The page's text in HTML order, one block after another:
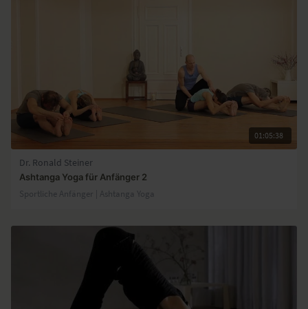
01:05:38
Dr. Ronald Steiner
Ashtanga Yoga für Anfänger 2
Sportliche Anfänger | Ashtanga Yoga